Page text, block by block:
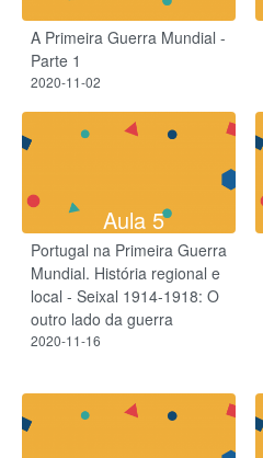
A Primeira Guerra Mundial -
Parte 1
2020-11-02
Aula 5
Portugal na Primeira Guerra
Mundial. História regional e
local - Seixal 1914-1918: O
outro lado da guerra
2020-11-16